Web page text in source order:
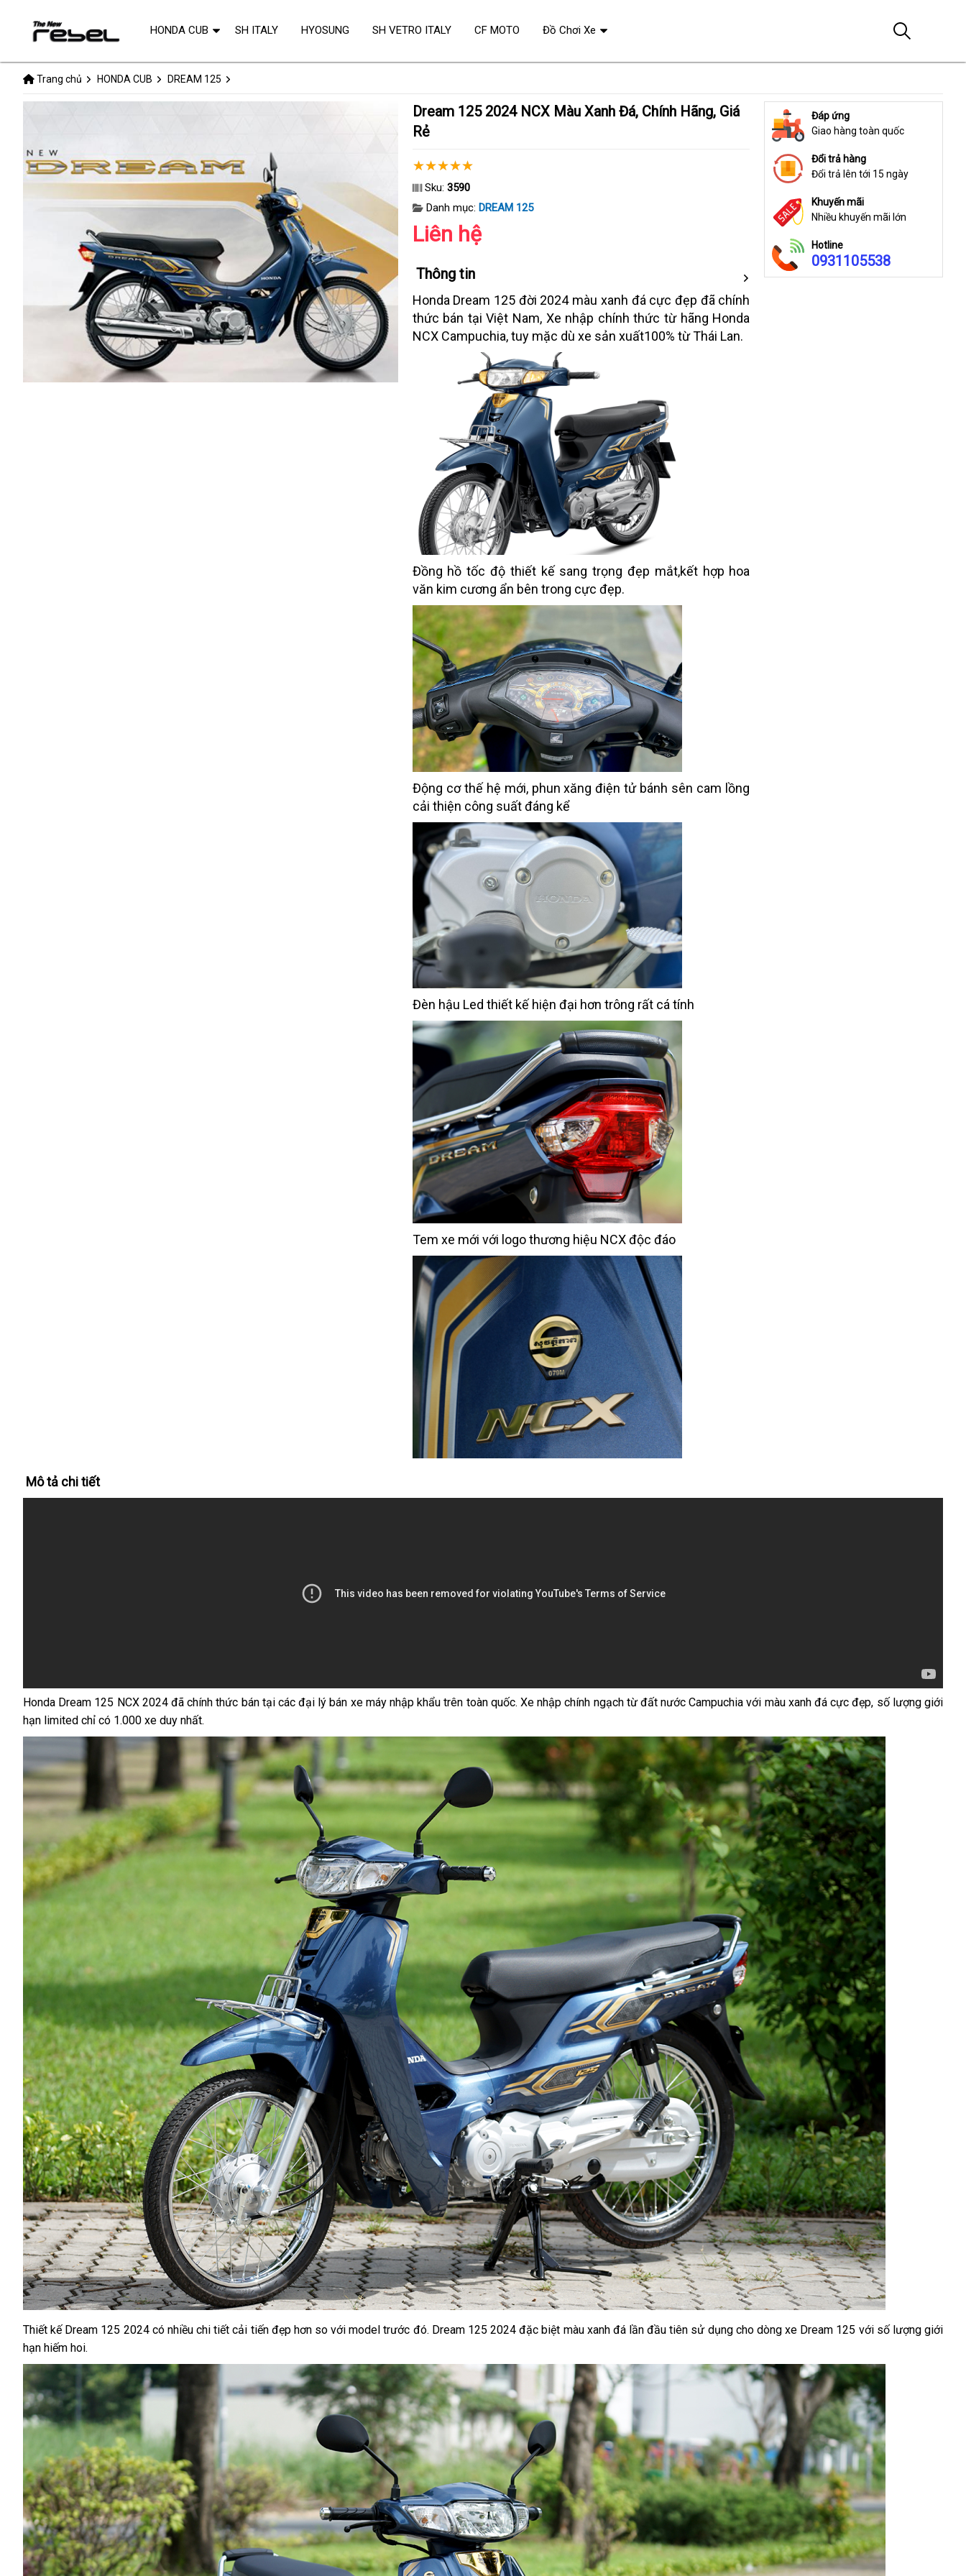
Trang chủ HONDA CUB DREAM 125
Dream 125 2024 NCX Màu Xanh Đá, Chính Hãng, Giá
Rẻ
Sku: 3590
Danh mục: DREAM 125
Liên hệ
Thông tin
Honda Dream 125 đời 2024 màu xanh đá cực đẹp đã chính
thức bán tại Việt Nam, Xe nhập chính thức từ hãng Honda
NCX Campuchia, tuy mặc dù xe sản xuất100% từ Thái Lan.
Đồng hồ tốc độ thiết kế sang trọng đẹp mắt,kết hợp hoa
văn kim cương ẩn bên trong cực đẹp.
Động cơ thế hệ mới, phun xăng điện tử bánh sên cam lồng
cải thiện công suất đáng kể
Đèn hậu Led thiết kế hiện đại hơn trông rất cá tính
Tem xe mới với logo thương hiệu NCX độc đáo
Đáp ứng
Giao hàng toàn quốc
Đổi trả hàng
Đổi trả lên tới 15 ngày
Khuyến mãi
Nhiều khuyến mãi lớn
Hotline
0931105538
Mô tả chi tiết
Honda Dream 125 NCX 2024đã chính thức bán tại các đại lý bán xe máy nhập khẩu trên toàn quốc. Xe nhập chính ngạch từ đất nước Campuchia với màu xanh đá cực đẹp, số lượng giới
hạn limited chỉ có 1.000 xe duy nhất.
Thiết kế Dream 125 2024 có nhiều chi tiết cải tiến đẹp hơn so với model trước đó. Dream 125 2024 đặc biệt màu xanh đá lần đầu tiên sử dụng cho dòng xe Dream 125 với số lượng giới
hạn hiếm hoi.
HONDA CUB SH ITALY HYOSUNG SH VETRO ITALY CF MOTO Đồ Chơi Xe